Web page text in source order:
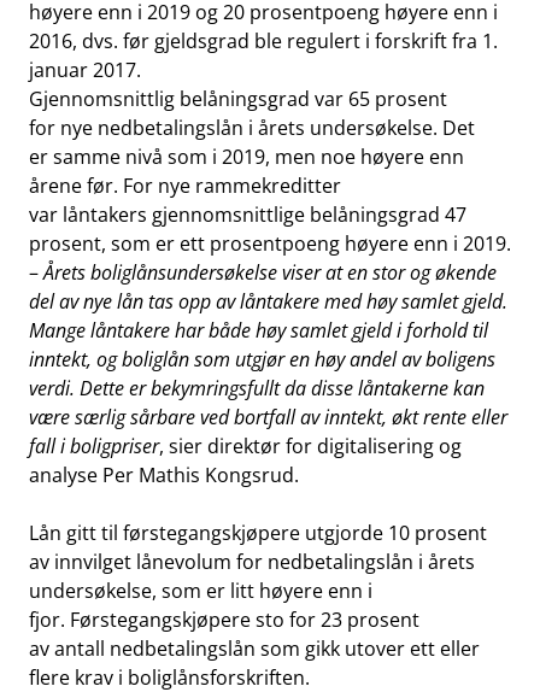
høyere enn i 2019 og 20 prosentpoeng høyere enn i
2016, dvs. før gjeldsgrad ble regulert i forskrift fra 1.
januar 2017.
Gjennomsnittlig belåningsgrad var 65 prosent
for nye nedbetalingslån i årets undersøkelse. Det
er samme nivå som i 2019, men noe høyere enn
årene før. For nye rammekreditter
var låntakers gjennomsnittlige belåningsgrad 47
prosent, som er ett prosentpoeng høyere enn i 2019.
–Årets boliglånsundersøkelse viser at en stor og økende
del av nye lån tas opp av låntakere med høy samlet gjeld.
Mange låntakere har både høy samlet gjeld i forhold til
inntekt, og boliglån som utgjør en høy andel av boligens
verdi. Dette er bekymringsfullt da disse låntakerne kan
være særlig sårbare ved bortfall av inntekt, økt rente eller
fall i boligpriser, sier direktør for digitalisering og
analyse Per Mathis Kongsrud.
Lån gitt til førstegangskjøpere utgjorde 10 prosent
av innvilget lånevolum for nedbetalingslån i årets
undersøkelse, som er litt høyere enn i
fjor. Førstegangskjøpere sto for 23 prosent
av antall nedbetalingslån som gikk utover ett eller
flere krav i boliglånsforskriften.